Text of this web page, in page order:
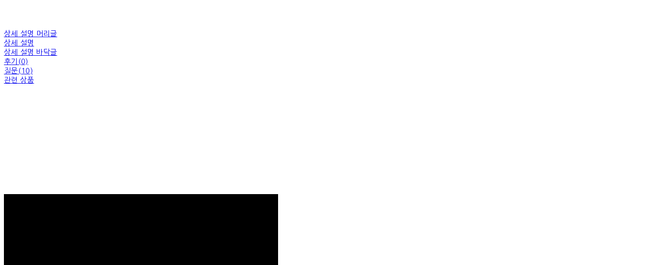
상세 설명 머리글
상세 설명
상세 설명 바닥글
후기(0)
질문(10)
관련 상품